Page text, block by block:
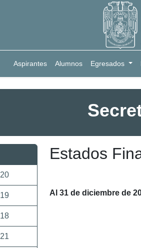
Aspirantes Alumnos Egresados
Estados
Al 31 de diciembre de